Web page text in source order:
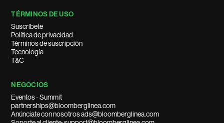
TÉRMINOS DE USO
Suscríbete
Política de privacidad
Términos de suscripción
Tecnología
T&C
NEGOCIOS
Eventos - Summit
partnerships@bloomberglinea.com
Anúnciate con nosotros ads@bloomberglinea.com